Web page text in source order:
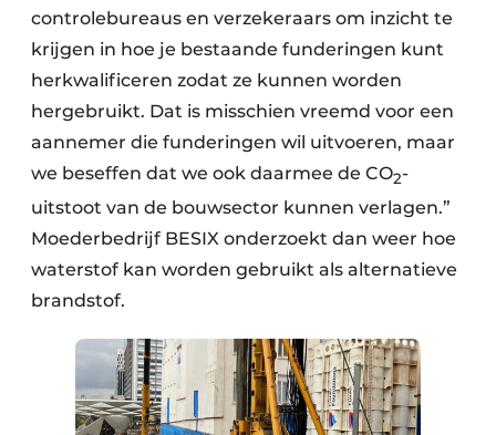
controlebureaus en verzekeraars om inzicht te
krijgen in hoe je bestaande funderingen kunt
herkwalificeren zodat ze kunnen worden
hergebruikt. Dat is misschien vreemd voor een
aannemer die funderingen wil uitvoeren, maar
we beseffen dat we ook daarmee de CO2-
uitstoot van de bouwsector kunnen verlagen.”
Moederbedrijf BESIX onderzoekt dan weer hoe
waterstof kan worden gebruikt als alternatieve
brandstof.